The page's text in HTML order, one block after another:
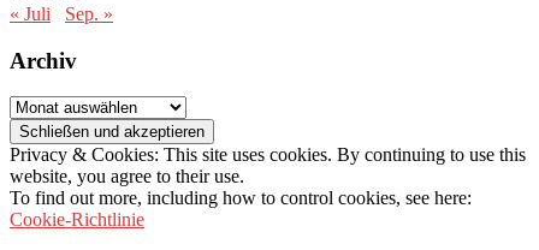
« Juli
Sep. »
Archiv
Archiv
Privacy & Cookies: This site uses cookies. By continuing to use this
website, you agree to their use.
To find out more, including how to control cookies, see here:
Cookie-Richtlinie